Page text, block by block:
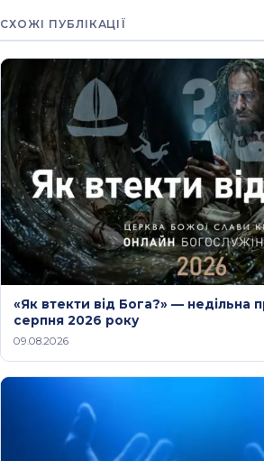
СХОЖІ ПУБЛІКАЦІЇ
«Як втекти від Бога?» — недільна
серпня 2026 року
09.08.2026